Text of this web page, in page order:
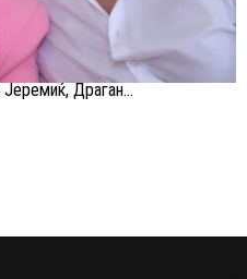
Драган...